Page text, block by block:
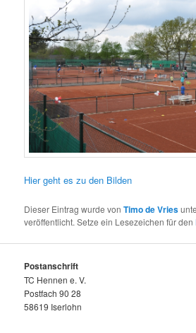
Hier geht es zu den Bilden
Dieser Eintrag wurde vonTimo de Vries
veröffentlicht. Setze ein Lesezeichen für den
Postanschrift
TC Hennen e. V.
Postfach 90 28
58619 Iserlohn